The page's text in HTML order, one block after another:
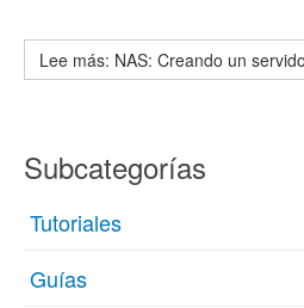
Lee más: NAS: Creando un
Subcategorías
Tutoriales
Guías